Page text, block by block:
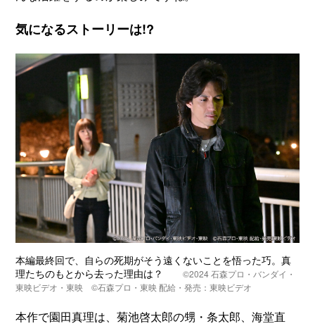
気になるストーリーは!?
本編最終回で、自らの死期がそう遠くないことを悟った巧。真
理たちのもとから去った理由は？©️2024 石森プロ・バンダイ・
東映ビデオ・東映 ©️石森プロ・東映 配給・発売：東映ビデオ
本作で園田真理は、菊池啓太郎の甥・条太郎、海堂直